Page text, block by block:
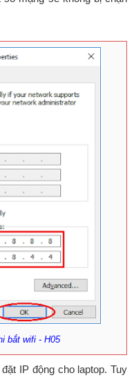
bắt wifi - H05
IP động cho laptop. Tuy